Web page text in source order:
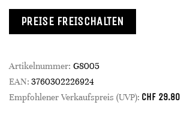
PREISE FREISCHALTEN
Artikelnummer: G8005
EAN: 3760302226924
Empfohlener Verkaufspreis (UVP): CHF 29.80